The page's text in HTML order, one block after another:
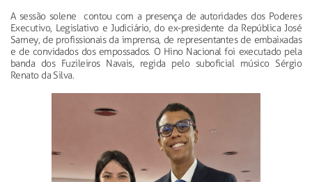
A sessão solene contou com a presença de autoridades dos Poderes
Executivo, Legislativo e Judiciário, do ex-presidente da República José
Sarney, de profissionais da imprensa, de representantes de embaixadas
e de convidados dos empossados. O Hino Nacional foi executado pela
banda dos Fuzileiros Navais, regida pelo suboficial músico Sérgio
Renato da Silva.